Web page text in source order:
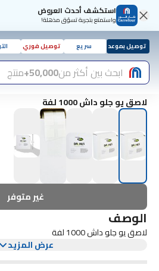
استكشف أحدث العروض
واستمتع بتجربة تسوّق مذهلة!
توصيل بموعد سريع توصيل فوري
ابحث بين أكثر من50,000+ منتج
لاصق يو جلو داش 1000 لفة
غير متوفر
الوصف
لاصق يو جلو داش 1000 لفة
عرض المزيد